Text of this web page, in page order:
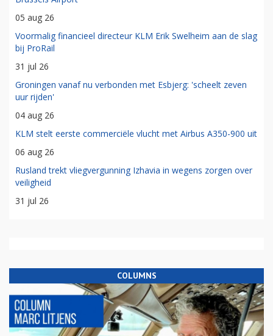
05 aug 26
Voormalig financieel directeur KLM Erik Swelheim aan de slag
bij ProRail
31 jul 26
Groningen vanaf nu verbonden met Esbjerg: 'scheelt zeven
uur rijden'
04 aug 26
KLM stelt eerste commerciële vlucht met Airbus A350-900 uit
06 aug 26
Rusland trekt vliegvergunning Izhavia in wegens zorgen over
veiligheid
31 jul 26
COLUMNS